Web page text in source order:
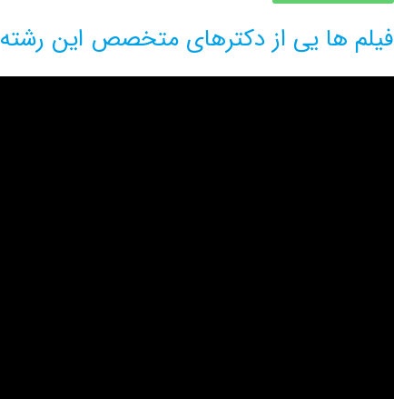
فیلم ها یی از دکترهای متخصص این رشته